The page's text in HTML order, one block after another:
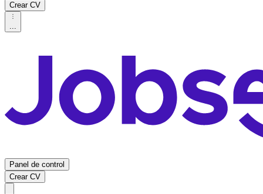
Crear CV
...
Panel de control
Crear CV